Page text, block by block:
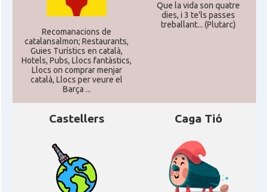
Recomanacions de
catalansalmon; Restaurants,
Guies Turístics en català,
Hotels, Pubs, Llocs fantàstics,
Llocs on comprar menjar
català, Llocs per veure el
Barça ...
Que la vida son quatre
dies, i 3 te'ls passes
treballant... (Plutarc)
Castellers Caga Tió